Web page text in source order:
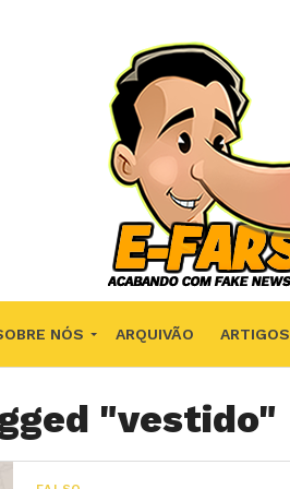
NÓS ARQUIVÃO ARTIGOS
"vestido"